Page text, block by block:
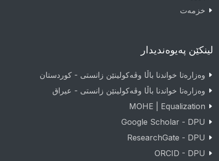
خزمەت
لینکێن پەیوەندیدار
وەزارەتا خواندنا باڵا وڤەکولینێن زانستی - کوردستان
وەزارەتا خواندنا باڵا وڤەکولینێن زانستی - عيراق
MOHE | Equalization
Google Scholar - DPU
ResearchGate - DPU
ORCID - DPU